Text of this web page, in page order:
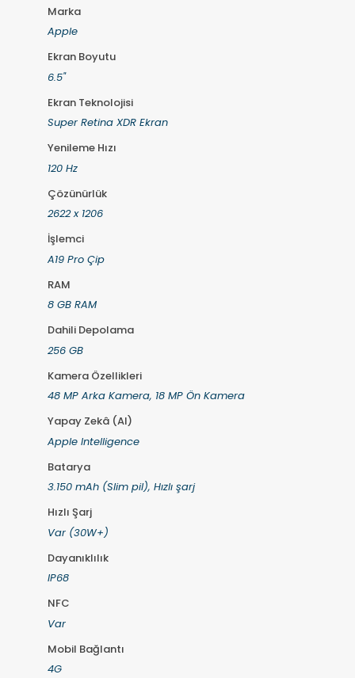
Marka
Apple
Ekran Boyutu
6.5"
Ekran Teknolojisi
Super Retina XDR Ekran
Yenileme Hızı
120 Hz
Çözünürlük
2622 x 1206
İşlemci
A19 Pro Çip
RAM
8 GB RAM
Dahili Depolama
256 GB
Kamera Özellikleri
48 MP Arka Kamera, 18 MP Ön Kamera
Yapay Zekâ (AI)
Apple Intelligence
Batarya
3.150 mAh (Slim pil), Hızlı şarj
Hızlı Şarj
Var (30W+)
Dayanıklılık
IP68
NFC
Var
Mobil Bağlantı
4G